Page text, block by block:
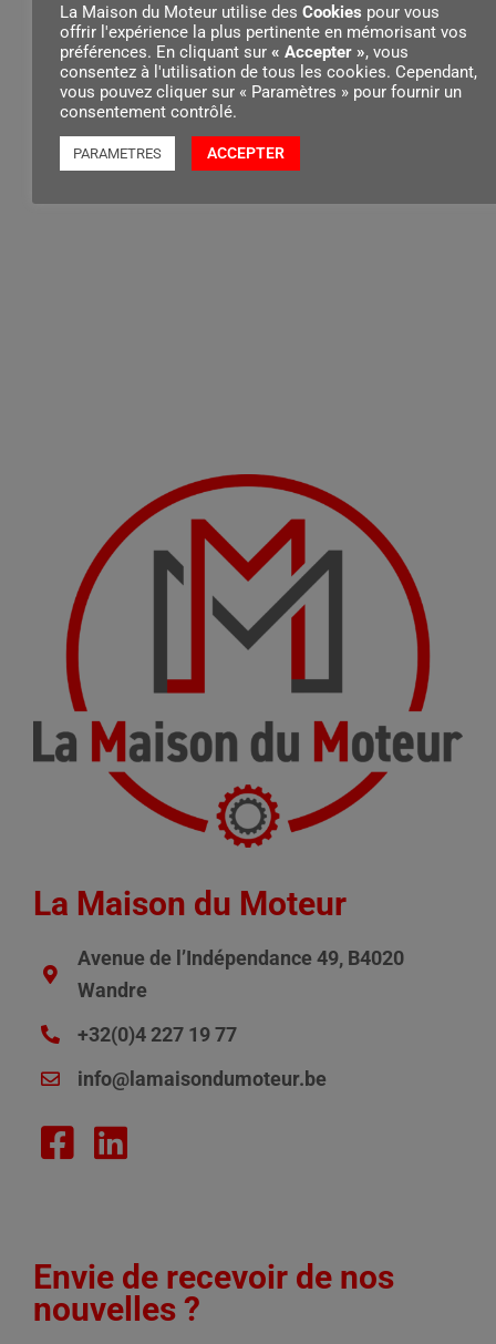
Le disque à découper diamanté STIHL D-R80, d’un
diamètre de 350 mm, est compatible avec les
découpeuses à disque suivantes :
La Maison du Moteur
Avenue de l’Indépendance 49, B4020
Wandre
+32(0)4 227 19 77
info@lamaisondumoteur.be
Envie de recevoir de nos
nouvelles ?
La Maison du Moteur utilise des Cookies pour vous
offrir l'expérience la plus pertinente en mémorisant vos
préférences. En cliquant sur « Accepter », vous
consentez à l'utilisation de tous les cookies. Cependant,
vous pouvez cliquer sur « Paramètres » pour fournir un
consentement contrôlé.
PARAMETRES ACCEPTER